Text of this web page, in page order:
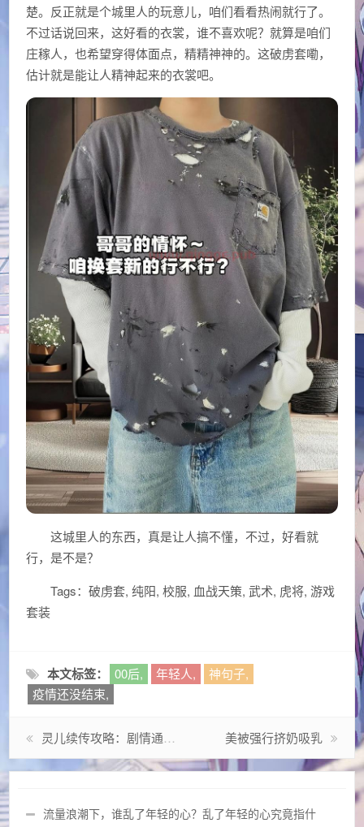
楚。反正就是个城里人的玩意儿，咱们看看热闹就行了。
不过话说回来，这好看的衣裳，谁不喜欢呢？就算是咱们
庄稼人，也希望穿得体面点，精精神神的。这破虏套嘞，
估计就是能让人精神起来的衣裳吧。
这城里人的东西，真是让人搞不懂，不过，好看就
行，是不是？
Tags：破虏套, 纯阳, 校服, 血战天策, 武术, 虎将, 游戏
套装
本文标签： 00后, 年轻人,
神句子,
疫情还没结束,
灵儿续传攻略：剧情通关、技能升级、隐藏任务全解析 美被强行挤奶吸乳
流量浪潮下，谁乱了年轻的心？乱了年轻的心究竟指什